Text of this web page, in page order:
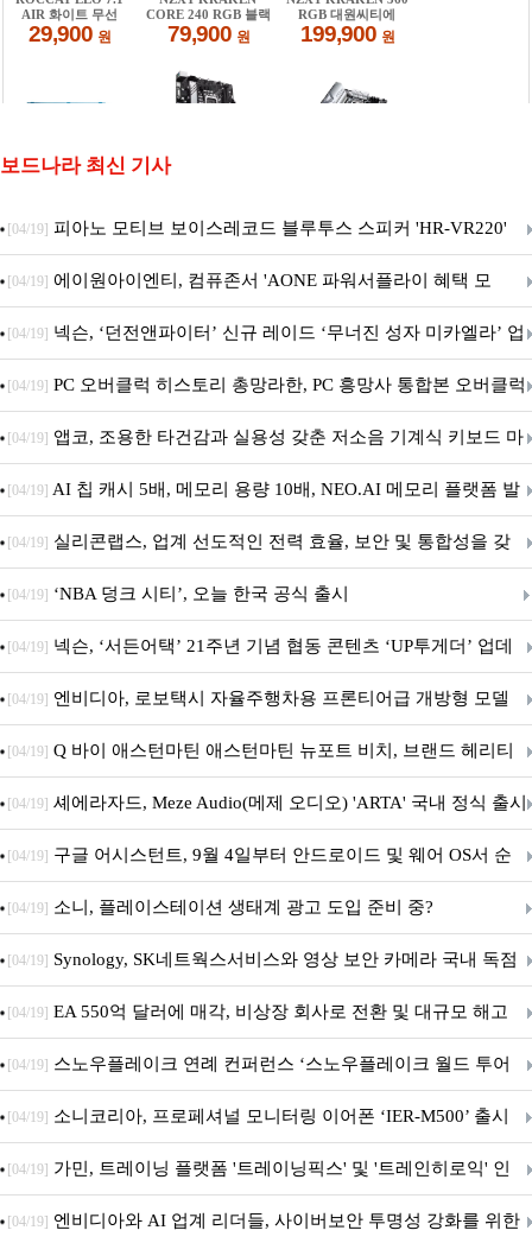
보드나라 최신 기사
[04/19] 피아노 모티브 보이스레코드 블루투스 스피커 'HR-VR220'
출시
[04/19] 에이원아이엔티, 컴퓨존서 'AONE 파워서플라이 혜택 모
음.ZIP' 이벤트 진행
[04/19] 넥슨, ‘던전앤파이터’ 신규 레이드 ‘무너진 성자 미카엘라’ 업
데이트!
[04/19] PC 오버클럭 히스토리 총망라한, PC 흥망사 통합본 오버클럭
특집(1-4편)
[04/19] 앱코, 조용한 타건감과 실용성 갖춘 저소음 기계식 키보드 마
우스 세트 'KM580' 출시
[04/19] AI 칩 캐시 5배, 메모리 용량 10배, NEO.AI 메모리 플랫폼 발
표
[04/19] 실리콘랩스, 업계 선도적인 전력 효율, 보안 및 통합성을 갖
춘 초저전력 블루투스 LE SoC ‘BG2B’ 공개
[04/19] ‘NBA 덩크 시티’, 오늘 한국 공식 출시
[04/19] 넥슨, ‘서든어택’ 21주년 기념 협동 콘텐츠 ‘UP투게더’ 업데
이트
[04/19] 엔비디아, 로보택시 자율주행차용 프론티어급 개방형 모델
‘알파마요 2 슈퍼’ 상업적 이용 가능
[04/19] Q 바이 애스턴마틴 애스턴마틴 뉴포트 비치, 브랜드 헤리티
지 담은 ‘헤리티지 에디션 컬렉션’ 공개
[04/19] 셰에라자드, Meze Audio(메제 오디오) 'ARTA' 국내 정식 출시
[04/19] 구글 어시스턴트, 9월 4일부터 안드로이드 및 웨어 OS서 순
차 서비스 종료
[04/19] 소니, 플레이스테이션 생태계 광고 도입 준비 중?
[04/19] Synology, SK네트웍스서비스와 영상 보안 카메라 국내 독점
판매 파트너십 체결
[04/19] EA 550억 달러에 매각, 비상장 회사로 전환 및 대규모 해고
전망
[04/19] 스노우플레이크 연례 컨퍼런스 ‘스노우플레이크 월드 투어
서울’ 개최
[04/19] 소니코리아, 프로페셔널 모니터링 이어폰 ‘IER-M500’ 출시
[04/19] 가민, 트레이닝 플랫폼 '트레이닝픽스' 및 '트레인히로익' 인
수로 선수와 코치에 맞춤형 훈련 지원 확대
[04/19] 엔비디아와 AI 업계 리더들, 사이버보안 투명성 강화를 위한